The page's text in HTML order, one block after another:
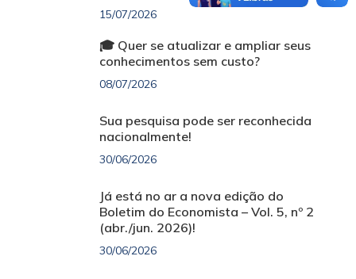
15/07/2026
🎓 Quer se atualizar e ampliar seus
conhecimentos sem custo?
08/07/2026
Sua pesquisa pode ser reconhecida
nacionalmente!
30/06/2026
Já está no ar a nova edição do
Boletim do Economista – Vol. 5, nº 2
(abr./jun. 2026)!
30/06/2026